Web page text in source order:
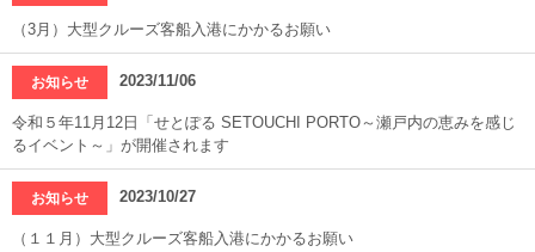
（3月）大型クルーズ客船入港にかかるお願い
お知らせ 2023/11/06
令和５年11月12日「せとぽる SETOUCHI PORTO～瀬戸内の恵みを感じ
るイベント～」が開催されます
お知らせ 2023/10/27
（１１月）大型クルーズ客船入港にかかるお願い